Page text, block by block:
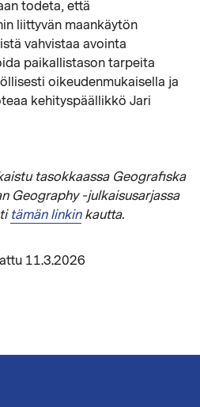
todeta, että
liittyvän maankäytön
vahvistaa avointa
paikallistason tarpeita
oikeudenmukaisella ja
kehityspäällikkö Jari
tasokkaassa Geografiska
Geography -julkaisusarjassa
tämän linkinkautta.
11.3.2026